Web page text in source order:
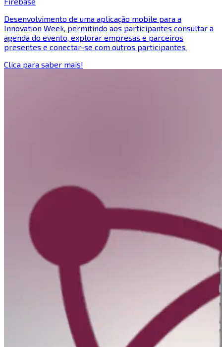
Desenvolvimento de uma aplicação mobile para a
Innovation Week, permitindo aos participantes consultar a
agenda do evento, explorar empresas e parceiros
presentes e conectar-se com outros participantes.
Clica para saber mais!